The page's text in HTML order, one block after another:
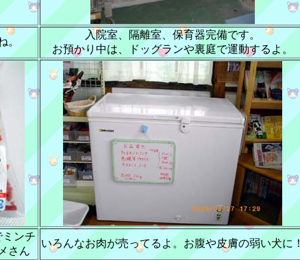
。
入院室、隔離室、保育器完備です。
お預かり中は、ドッグランや裏庭で運動するよ。
ンチ
さん
いろんなお肉が売ってるよ。お腹や皮膚の弱い犬に！